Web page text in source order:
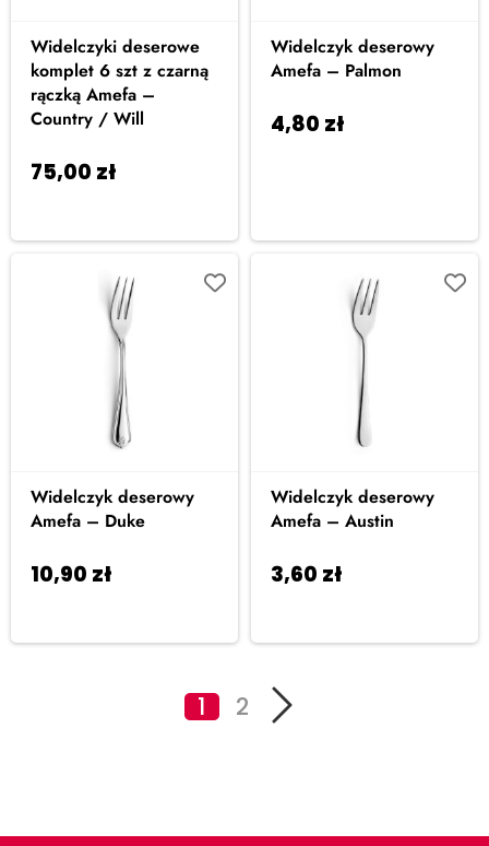
Widelczyki deserowe
komplet 6 szt z czarną
rączką Amefa –
Country / Will
75,00 zł
Widelczyk deserowy
Amefa – Palmon
4,80 zł
Widelczyk deserowy
Amefa – Duke
10,90 zł
Widelczyk deserowy
Amefa – Austin
3,60 zł
1 2